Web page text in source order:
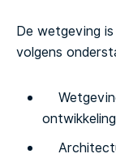
De wetgeving
volgens